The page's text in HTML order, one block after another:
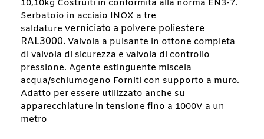
10,10kg Costruiti in conformità alla norma EN3-7.
Serbatoio in acciaio INOX a tre
saldature verniciato a polvere poliestere
RAL3000. Valvola a pulsante in ottone completa
di valvola di sicurezza e valvola di controllo
pressione. Agente estinguente miscela
acqua/schiumogeno Forniti con supporto a muro.
Adatto per essere utilizzato anche su
apparecchiature in tensione fino a 1000V a un
metro